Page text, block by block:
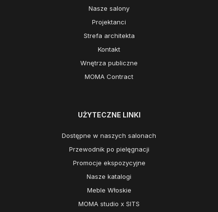
Nasze salony
Projektanci
Strefa architekta
Kontakt
Wnętrza publiczne
MOMA Contract
UŻYTECZNE LINKI
Dostępne w naszych salonach
Przewodnik po pielęgnacji
Promocje ekspozycyjne
Nasze katalogi
Meble Włoskie
MOMA studio x SITS